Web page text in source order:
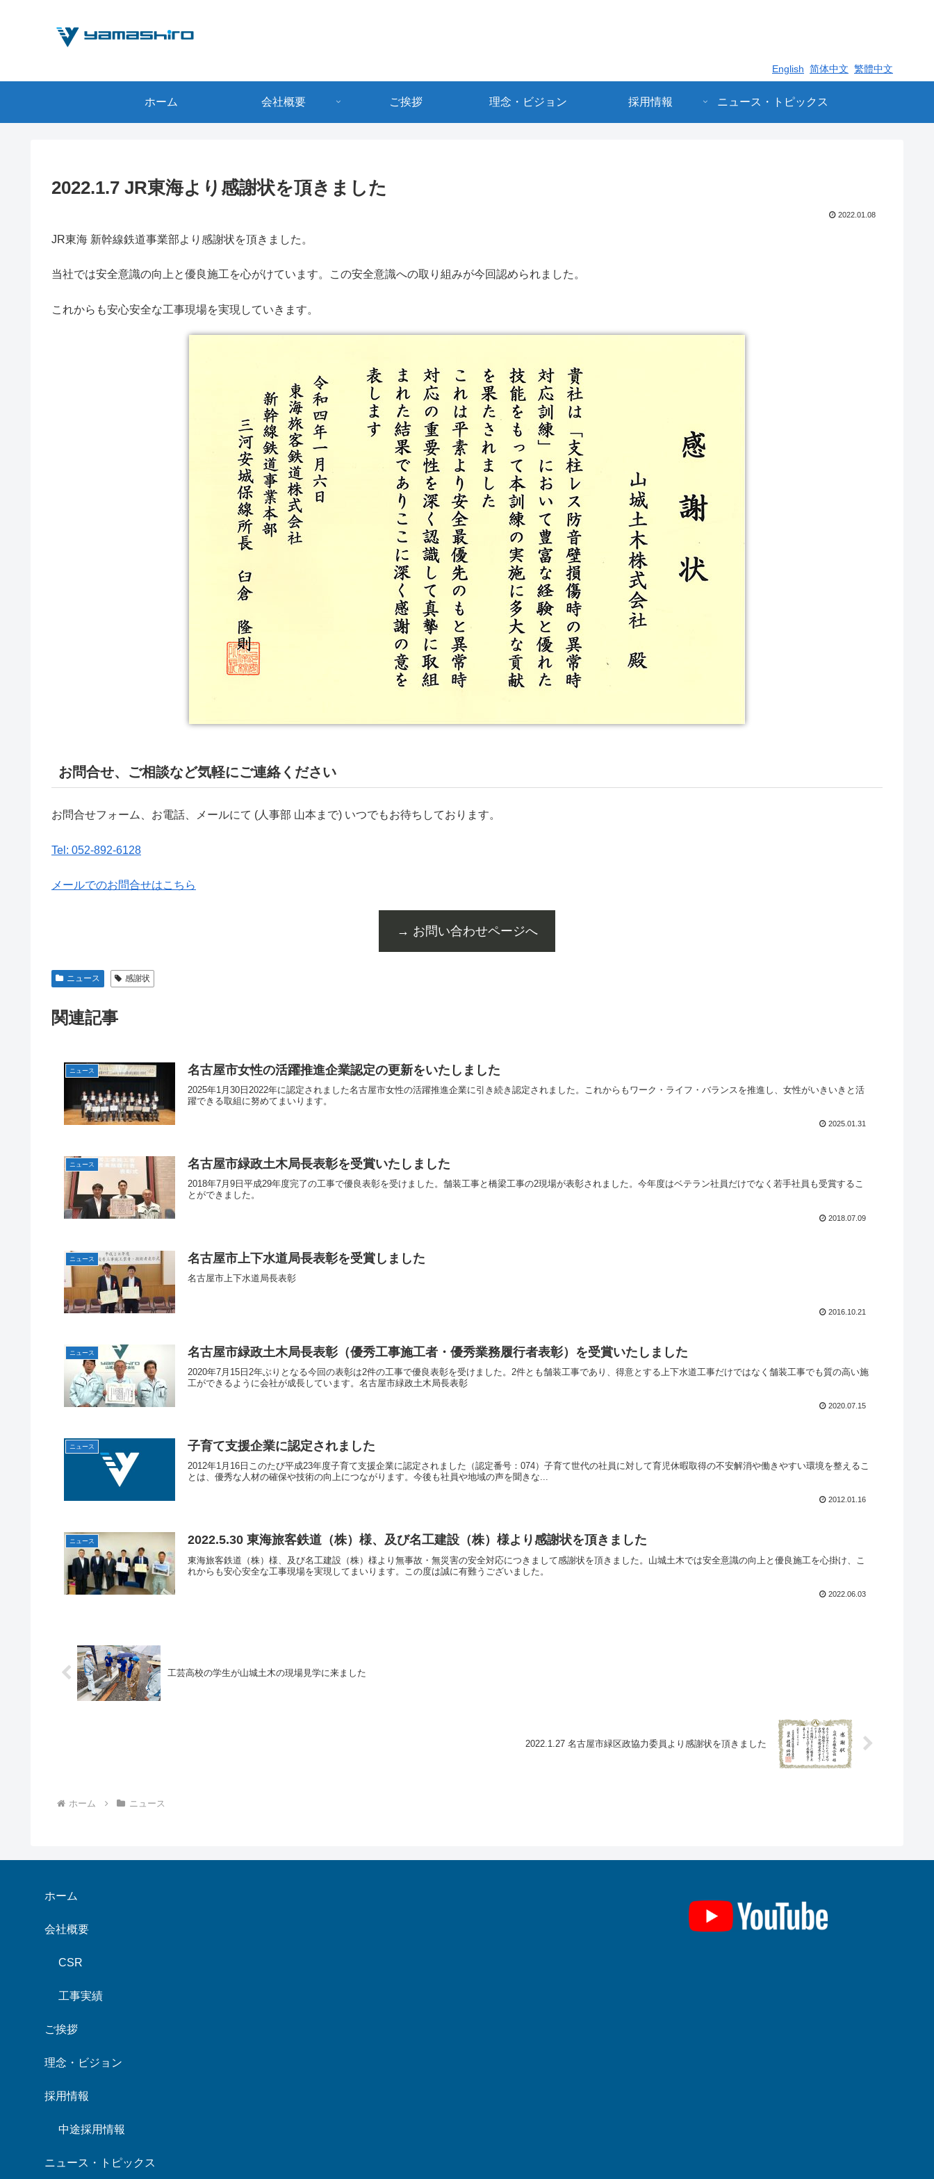
English 简体中文 繁體中文
ホーム 会社概要 ご挨拶 理念・ビジョン 採用情報 ニュース・トピックス
2022.1.7 JR東海より感謝状を頂きました
2022.01.08
JR東海 新幹線鉄道事業部より感謝状を頂きました。
当社では安全意識の向上と優良施工を心がけています。この安全意識への取り組みが今回認められました。
これからも安心安全な工事現場を実現していきます。
お問合せ、ご相談など気軽にご連絡ください
お問合せフォーム、お電話、メールにて (人事部 山本まで) いつでもお待ちしております。
Tel: 052-892-6128
メールでのお問合せはこちら
→ お問い合わせページへ
ニュース 感謝状
関連記事
ニュース 名古屋市女性の活躍推進企業認定の更新をいたしました
2025年1月30日2022年に認定されました名古屋市女性の活躍推進企業に引き続き認定されました。これからもワーク・ライフ・バランスを推進し、女性がいきいきと活
躍できる取組に努めてまいります。
2025.01.31
ニュース 名古屋市緑政土木局長表彰を受賞いたしました
2018年7月9日平成29年度完了の工事で優良表彰を受けました。舗装工事と橋梁工事の2現場が表彰されました。今年度はベテラン社員だけでなく若手社員も受賞するこ
とができました。
2018.07.09
ニュース 名古屋市上下水道局長表彰を受賞しました
名古屋市上下水道局長表彰
2016.10.21
ニュース 名古屋市緑政土木局長表彰（優秀工事施工者・優秀業務履行者表彰）を受賞いたしました
2020年7月15日2年ぶりとなる今回の表彰は2件の工事で優良表彰を受けました。2件とも舗装工事であり、得意とする上下水道工事だけではなく舗装工事でも質の高い施
工ができるように会社が成長しています。名古屋市緑政土木局長表彰
2020.07.15
ニュース 子育て支援企業に認定されました
2012年1月16日このたび平成23年度子育て支援企業に認定されました（認定番号：074）子育て世代の社員に対して育児休暇取得の不安解消や働きやすい環境を整えるこ
とは、優秀な人材の確保や技術の向上につながります。今後も社員や地域の声を聞きな...
2012.01.16
ニュース 2022.5.30 東海旅客鉄道（株）様、及び名工建設（株）様より感謝状を頂きました
東海旅客鉄道（株）様、及び名工建設（株）様より無事故・無災害の安全対応につきまして感謝状を頂きました。山城土木では安全意識の向上と優良施工を心掛け、こ
れからも安心安全な工事現場を実現してまいります。この度は誠に有難うございました。
2022.06.03
工芸高校の学生が山城土木の現場見学に来ました
2022.1.27 名古屋市緑区政協力委員より感謝状を頂きました
ホーム ニュース
ホーム
会社概要
CSR
工事実績
ご挨拶
理念・ビジョン
採用情報
中途採用情報
ニュース・トピックス